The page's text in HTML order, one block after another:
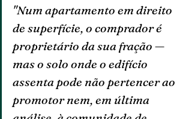
"Num apartamento em direito
de superfície, o comprador é
proprietário da sua fração —
mas o solo onde o edifício
assenta pode não pertencer ao
promotor nem, em última